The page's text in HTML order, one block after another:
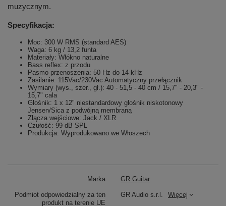
muzycznym.
Specyfikacja:
Moc: 300 W RMS (standard AES)
Waga: 6 kg / 13,2 funta
Materiały: Włókno naturalne
Bass reflex: z przodu
Pasmo przenoszenia: 50 Hz do 14 kHz
Zasilanie: 115Vac/230Vac Automatyczny przełącznik
Wymiary (wys., szer., gł.): 40 - 51,5 - 40 cm / 15,7" - 20,3" -
15,7" cala
Głośnik: 1 x 12" niestandardowy głośnik niskotonowy
Jensen/Sica z podwójną membraną
Złącza wejściowe: Jack / XLR
Czułość: 99 dB SPL
Produkcja: Wyprodukowano we Włoszech
Marka GR Guitar
Podmiot odpowiedzialny za ten
produkt na terenie UE
GR Audio s.r.l. Więcej